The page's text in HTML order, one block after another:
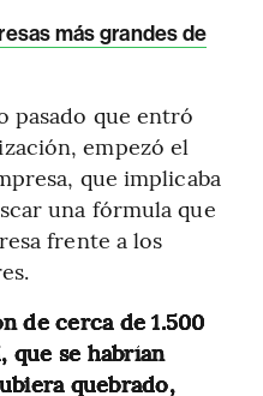
más grandes de
pasado que entró
empezó el
que implicaba
una fórmula que
frente a los
de cerca de 1.500
que se habrían
quebrado,